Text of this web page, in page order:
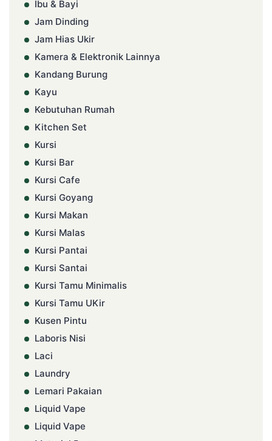
Ibu & Bayi
Jam Dinding
Jam Hias Ukir
Kamera & Elektronik Lainnya
Kandang Burung
Kayu
Kebutuhan Rumah
Kitchen Set
Kursi
Kursi Bar
Kursi Cafe
Kursi Goyang
Kursi Makan
Kursi Malas
Kursi Pantai
Kursi Santai
Kursi Tamu Minimalis
Kursi Tamu UKir
Kusen Pintu
Laboris Nisi
Laci
Laundry
Lemari Pakaian
Liquid Vape
Liquid Vape